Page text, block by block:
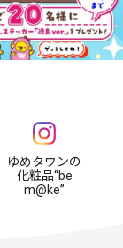
ゆめタウンの
化粧品“be
m@ke”